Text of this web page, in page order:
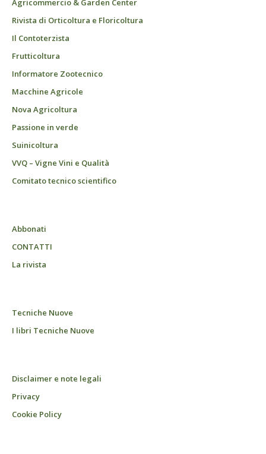
Agricommercio & Garden Center
Rivista di Orticoltura e Floricoltura
Il Contoterzista
Frutticoltura
Informatore Zootecnico
Macchine Agricole
Nova Agricoltura
Passione in verde
Suinicoltura
VVQ – Vigne Vini e Qualità
Comitato tecnico scientifico
Abbonati
CONTATTI
La rivista
Tecniche Nuove
I libri Tecniche Nuove
Disclaimer e note legali
Privacy
Cookie Policy